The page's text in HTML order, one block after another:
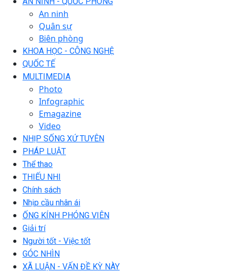
An ninh
Quân sự
Biên phòng
KHOA HỌC - CÔNG NGHỆ
QUỐC TẾ
MULTIMEDIA
Photo
Infographic
Emagazine
Video
NHỊP SỐNG XỨ TUYÊN
PHÁP LUẬT
Thể thao
THIẾU NHI
Chính sách
Nhịp cầu nhân ái
ỐNG KÍNH PHÓNG VIÊN
Giải trí
Người tốt - Việc tốt
GÓC NHÌN
XÃ LUẬN - VẤN ĐỀ KỲ NÀY